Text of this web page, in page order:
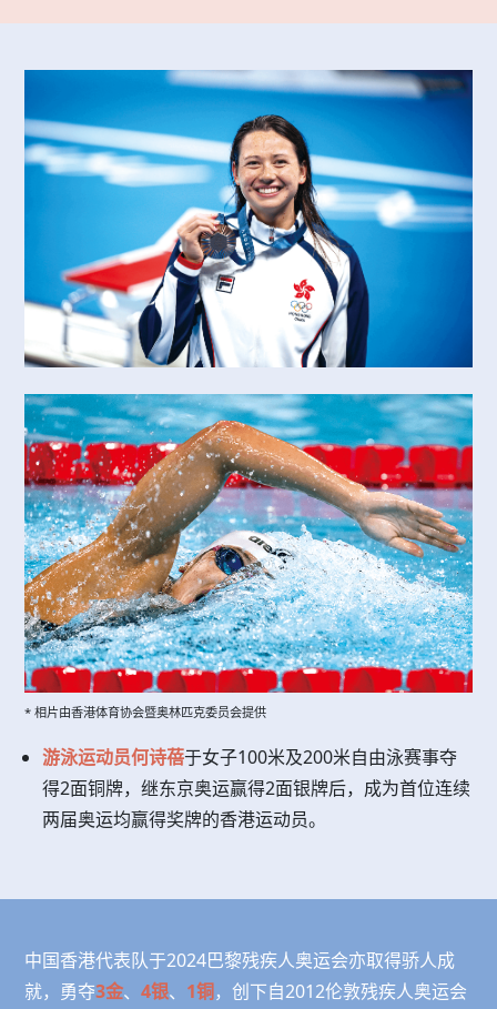
* 相片由香港体育协会暨奥林匹克委员会提供
游泳运动员何诗蓓于女子100米及200米自由泳赛事夺
得2面铜牌，继东京奥运赢得2面银牌后，成为首位连续
两届奥运均赢得奖牌的香港运动员。
中国香港代表队于2024巴黎残疾人奥运会亦取得骄人成
就，勇夺3金、4银、 1铜，创下自2012伦敦残疾人奥运会